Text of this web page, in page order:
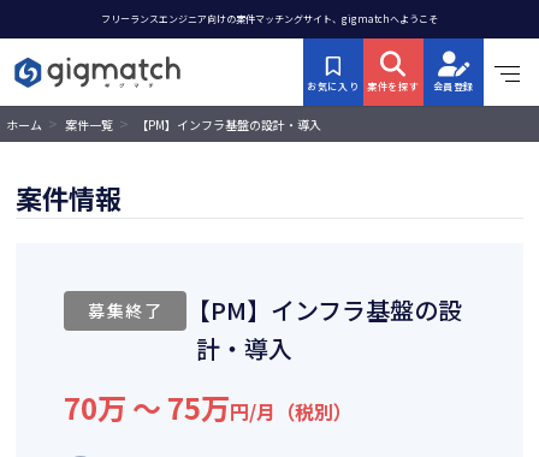
フリーランスエンジニア向けの案件マッチングサイト、gigmatchへようこそ
お気に入り 案件を探す 会員登録
ホーム > 案件一覧 > 【PM】インフラ基盤の設計・導入
案件情報
募集終了
【PM】インフラ基盤の設
計・導入
70万 〜 75万円/月（税別）